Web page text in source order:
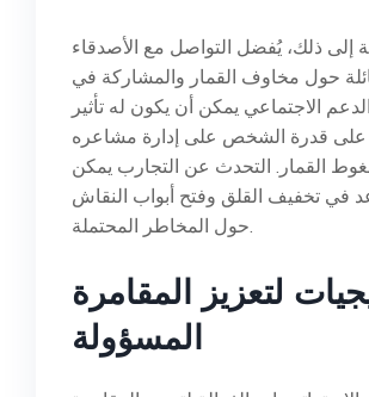
إلى ذلك، يُفضل التواصل مع الأصدقاء
حول مخاوف القمار والمشاركة في
الاجتماعي يمكن أن يكون له تأثير
على قدرة الشخص على إدارة مشاعره
القمار. التحدث عن التجارب يمكن
في تخفيف القلق وفتح أبواب النقاش
حول المخاطر المحتملة.
لتعزيز المقامرة
المسؤولة